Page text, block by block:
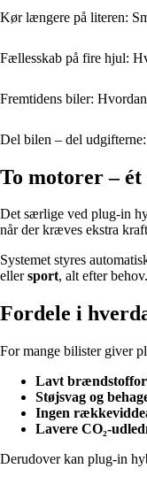
Kør længere på literen:
Fællesskab på fire hjul:
Fremtidens biler:
Del bilen – del
To motorer – ét
Det særlige ved plug-in
når der kræves ekstra
Systemet styres
ellersport, alt efter behov.
Fordele i
For mange bilister giver
Lavt
Støjsvag og
Ingen
Lavere CO₂-
Derudover kan plug-in